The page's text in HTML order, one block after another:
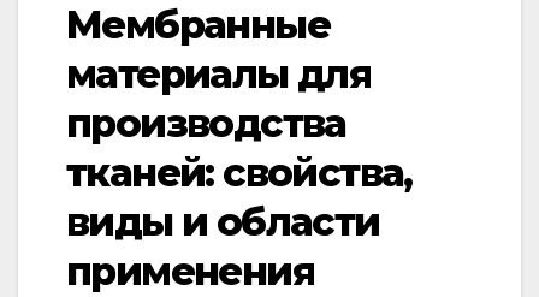
Мембранные
материалы для
производства
тканей: свойства,
виды и области
применения